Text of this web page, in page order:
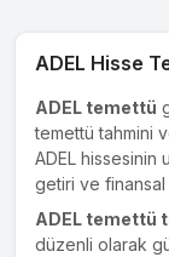
ADEL Hisse
ADEL temettü
temettü tahmini
ADEL hissesinin
getiri ve
ADEL temettü
düzenli olarak